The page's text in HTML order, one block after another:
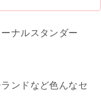
ナルスタンダー
ンドなど色んなセ